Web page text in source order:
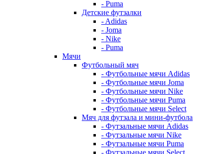
- Puma
Детские футзалки
- Adidas
- Joma
- Nike
- Puma
Мячи
Футбольный мяч
- Футбольные мячи Adidas
- Футбольные мячи Joma
- Футбольные мячи Nike
- Футбольные мячи Puma
- Футбольные мячи Select
Мяч для футзала и мини-футбола
- Футзальные мячи Adidas
- Футзальные мячи Nike
- Футзальные мячи Puma
- Футзальные мячи Select